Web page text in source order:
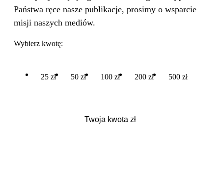
Państwa ręce nasze publikacje, prosimy o wsparcie
misji naszych mediów.
Wybierz kwotę:
25 zł 50 zł 100 zł 200 zł 500 zł